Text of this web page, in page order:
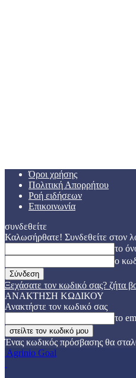
Όροι χρήσης
Πολιτική Απορρήτου
Ροή ειδήσεων
Επικοινωνία
συνδεθείτε
Καλωσήρθατε! Συνδεθείτε στον
το
ο
Ξεχάσατε τον κωδικό σας? ζήτα
ΑΝΑΚΤΗΣΗ ΚΩΔΙΚΟΥ
Ανακτήστε τον κωδικό σας
το
Ένας κωδικός πρόσβασης θα
Agrinio Goal